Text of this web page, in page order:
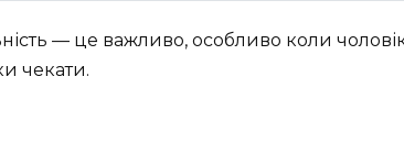
— це важливо, особливо коли
чекати.